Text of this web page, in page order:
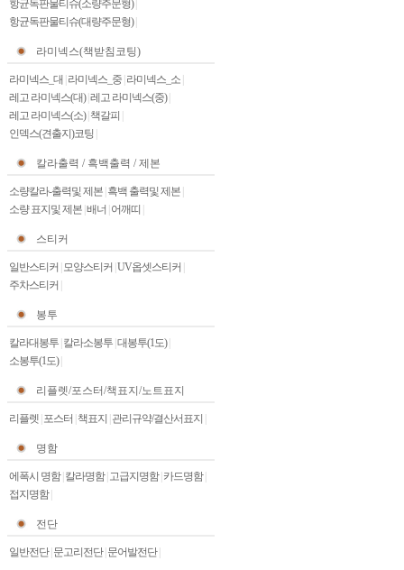
항균독판물티슈(소량주문형)|
항균독판물티슈(대량주문형)|
라미넥스(책받침코팅)
라미넥스_대 라미넥스_중 라미넥스_소
레고 라미넥스(대)| 레고 라미넥스(중)|
레고 라미넥스(소)| 책갈피
인덱스(견출지)코팅
칼라출력 / 흑백출력 / 제본
소량칼라-출력및 제본 흑백 출력및 제본
소량 표지및 제본 배너 어깨띠
스티커
일반스티커 모양스티커 UV옵셋스티커
주차스티커
봉투
칼라대봉투 칼라소봉투 대봉투(1도)|
소봉투(1도)|
리플렛/포스터/책표지/노트표지
리플렛 포스터 책표지 관리규약/결산서표지
명함
에폭시 명함| 칼라명함| 고급지명함| 카드명함|
접지명함|
전단
일반전단| 문고리전단| 문어발전단|